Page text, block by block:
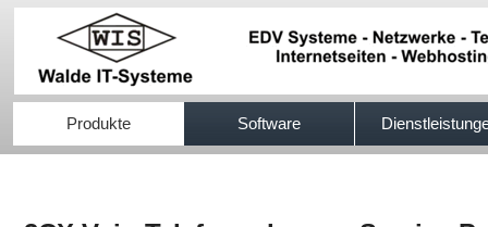
Produkte Software